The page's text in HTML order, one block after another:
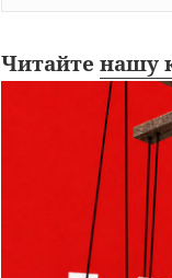
Читайтенашу